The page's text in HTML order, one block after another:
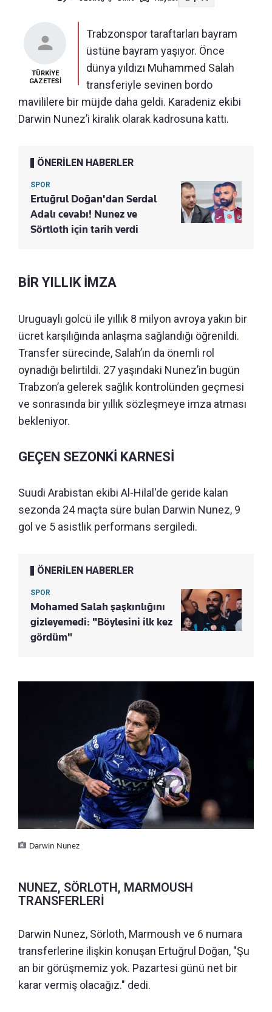
TÜRKİYE
GAZETESİ
Trabzonspor taraftarları bayram
üstüne bayram yaşıyor. Önce
dünya yıldızı Muhammed Salah
transferiyle sevinen bordo
mavililere bir müjde daha geldi. Karadeniz ekibi
Darwin Nunez’i kiralık olarak kadrosuna kattı.
ÖNERİLEN HABERLER
SPOR
Ertuğrul Doğan'dan Serdal
Adalı cevabı! Nunez ve
Sörtloth için tarih verdi
BİR YILLIK İMZA
Uruguaylı golcü ile yıllık 8 milyon avroya yakın bir
ücret karşılığında anlaşma sağlandığı öğrenildi.
Transfer sürecinde, Salah’ın da önemli rol
oynadığı belirtildi. 27 yaşındaki Nunez’in bugün
Trabzon’a gelerek sağlık kontrolünden geçmesi
ve sonrasında bir yıllık sözleşmeye imza atması
bekleniyor.
GEÇEN SEZONKİ KARNESİ
Suudi Arabistan ekibi Al-Hilal'de geride kalan
sezonda 24 maçta süre bulan Darwin Nunez, 9
gol ve 5 asistlik performans sergiledi.
ÖNERİLEN HABERLER
SPOR
Mohamed Salah şaşkınlığını
gizleyemedi: "Böylesini ilk kez
gördüm"
Darwin Nunez
NUNEZ, SÖRLOTH, MARMOUSH
TRANSFERLERİ
Darwin Nunez, Sörloth, Marmoush ve 6 numara
transferlerine ilişkin konuşan Ertuğrul Doğan, "Şu
an bir görüşmemiz yok. Pazartesi günü net bir
karar vermiş olacağız." dedi.